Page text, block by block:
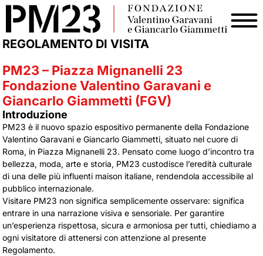
REGOLAMENTO DI VISITA
PM23 – Piazza Mignanelli 23
Fondazione Valentino Garavani e
Giancarlo Giammetti (FGV)
Introduzione
PM23 è il nuovo spazio espositivo permanente della Fondazione
Valentino Garavani e Giancarlo Giammetti, situato nel cuore di
Roma, in Piazza Mignanelli 23. Pensato come luogo d’incontro tra
bellezza, moda, arte e storia, PM23 custodisce l’eredità culturale
di una delle più influenti maison italiane, rendendola accessibile al
pubblico internazionale.
Visitare PM23 non significa semplicemente osservare: significa
entrare in una narrazione visiva e sensoriale. Per garantire
un’esperienza rispettosa, sicura e armoniosa per tutti, chiediamo a
ogni visitatore di attenersi con attenzione al presente
Regolamento.